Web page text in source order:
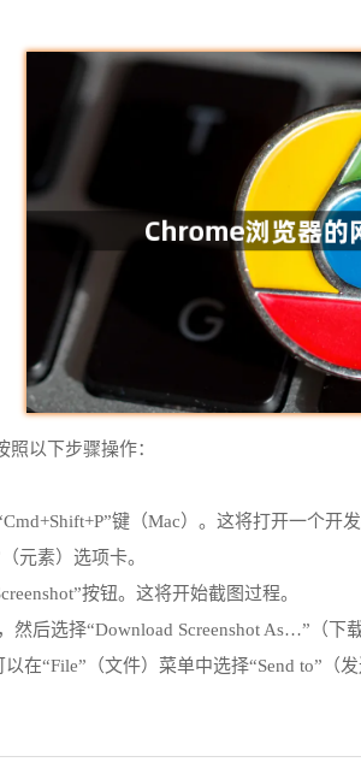
以下步骤操作：
键（Mac）。这将打开一个开发
元素）选项卡。
按钮。这将开始截图过程。
然后选择“Download Screenshot As…”（
在“File”（文件）菜单中选择“Send to”（